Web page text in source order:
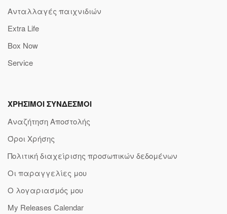
Ανταλλαγές παιχνιδιών
Extra Life
Box Now
Service
ΧΡΗΣΙΜΟΙ ΣΥΝΔΕΣΜΟΙ
Αναζήτηση Αποστολής
Όροι Χρήσης
Πολιτική διαχείρισης προσωπικών δεδομένων
Οι παραγγελίες μου
Ο λογαριασμός μου
My Releases Calendar